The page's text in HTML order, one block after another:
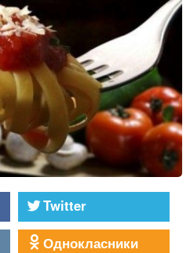
Twitter
Однокласники